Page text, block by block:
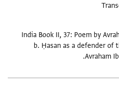
India Book II, 37: Poem by
b. Ḥasan as a defender
Avraham